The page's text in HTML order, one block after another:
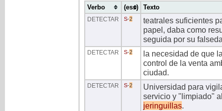
Verbo (ess) Texto
DETECTAR S-2
teatrales suficientes
papel, daba como
seguida por su
DETECTAR S-2
la necesidad de que
control de la venta
ciudad.
DETECTAR S-2
Universidad para
servicio y "limpiado"
jeringuillas.